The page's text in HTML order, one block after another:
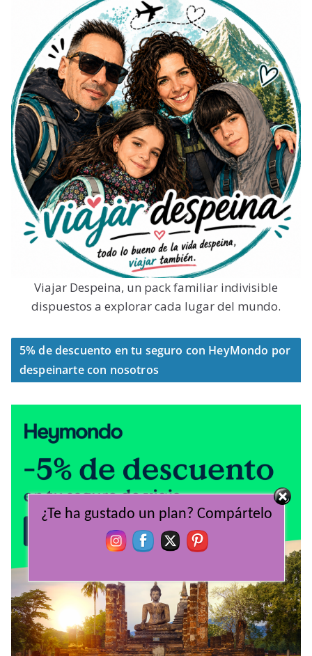
Viajar Despeina, un pack familiar indivisible
dispuestos a explorar cada lugar del mundo.
5% de descuento en tu seguro con HeyMondo por
despeinarte con nosotros
¿Te ha gustado un plan? Compártelo